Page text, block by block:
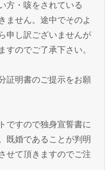
方・咳をされている
ません。途中でそのよ
申し訳ございませんが
すのでご了承下さい。
証明書のご提示をお願
ですので独身宣誓書に
既婚であることが判明
せて頂きますのでご注